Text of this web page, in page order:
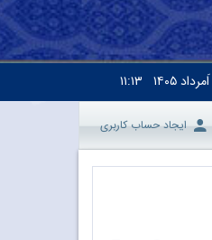
۱۱:۱۳
ایجاد حساب کاربری